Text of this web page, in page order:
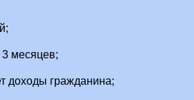
месяцев;
доходы гражданина;